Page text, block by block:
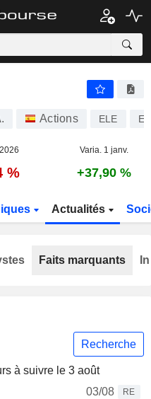
Actions ELE
Varia. 1 janv.
% +37,90 %
Actualités
Recherche
à suivre le 3 août
03/08
RE
Faits marquants